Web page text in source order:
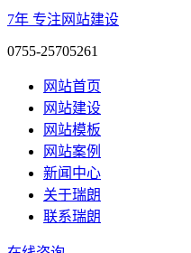
7年 专注网站建设
0755-25705261
网站首页
网站建设
网站模板
网站案例
新闻中心
关于瑞朗
联系瑞朗